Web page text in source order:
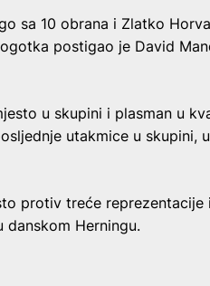
sa 10 obrana i Zlatko
postigao je David
u skupini i plasman u
utakmice u skupini,
protiv treće reprezentacije
Herningu.